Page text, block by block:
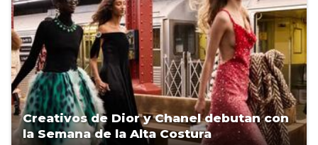
Creativos de Dior y Chanel debutan con
la Semana de la Alta Costura